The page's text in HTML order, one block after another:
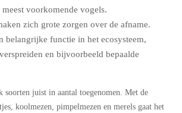
voorkomende vogels.
zich grote zorgen over de afname.
belangrijke functie in het ecosysteem,
en bijvoorbeeld bepaalde
juist in aantal toegenomen. Met de
koolmezen, pimpelmezen en merels gaat het